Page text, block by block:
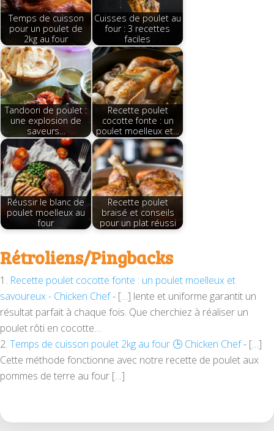
Temps de cuisson
pour un poulet de
2kg au four
Cuisses de poulet au
four : 3 recettes
faciles
Tandoori de poulet :
une explosion de
saveurs…
Recette poulet
cocotte fonte : un
poulet moelleux et…
Réussir le blanc de
poulet moelleux au
four
Recette poulet
braisé et conseils
pour un plat réussi
Rétroliens/Pingbacks
Recette poulet cocotte fonte : un poulet moelleux et
savoureux - Chicken Chef- […] lente et uniforme garantit un
résultat parfait à chaque fois. Que cherchiez à réaliser un
poulet rôti en cocotte…
Temps de cuisson poulet 2kg au four 🕒 Chicken Chef- […]
Cette méthode fonctionne avec notre recette de poulet aux
pommes de terre au four […]